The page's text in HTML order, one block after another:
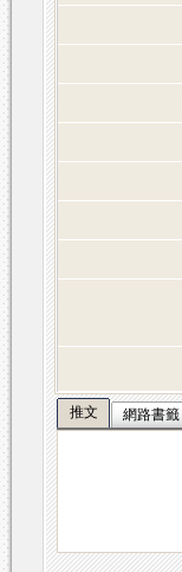
推文 網路書籤